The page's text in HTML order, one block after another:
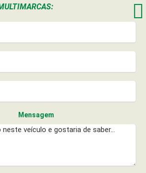

Mensagem